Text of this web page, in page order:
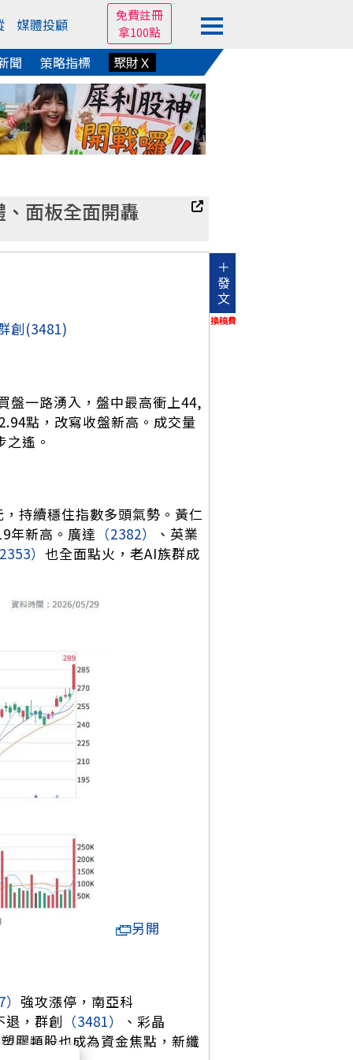
媒體投顧
免費註冊
拿100點
聞 策略指標 聚財Ｘ
面板全面開轟
＋
發
文
換稿費
創(3481)
盤一路湧入，盤中最高衝上44,
點，改寫收盤新高。成交量
遙。
持續穩住指數多頭氣勢。黃仁
年新高。廣達 （2382）
、英業
） 也全面點火，老AI族群成
另開
強攻漲停，南亞科
退，群創 （3481）
、彩晶
膠類股也成為資金焦點，新纖